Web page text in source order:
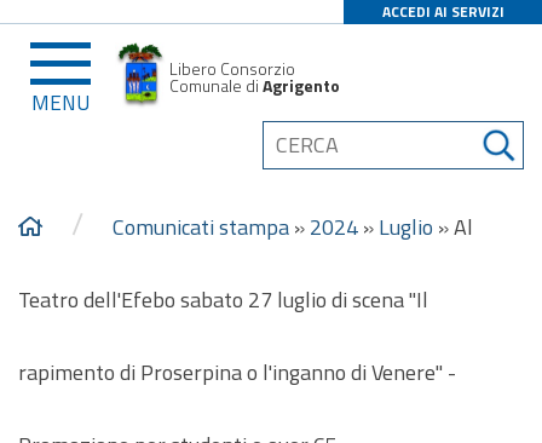
ACCEDI AI SERVIZI
MENU
Libero Consorzio
Comunale diAgrigento
/ Comunicati stampa»2024»Luglio »Al
Teatro dell'Efebo sabato 27 luglio di scena "Il
rapimento di Proserpina o l'inganno di Venere" -